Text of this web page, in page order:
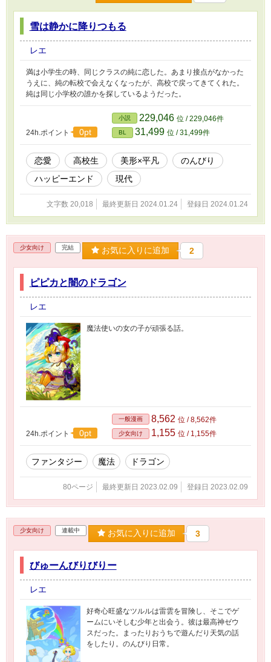
雪は静かに降りつもる
レエ
満は小学生の時、同じクラスの純に恋した。あまり接点がなかった
うえに、純の転校で会えなくなったが、高校で戻ってきてくれた。
純は同じ小学校の誰かを探しているようだった。
24h.ポイント 0pt
小説 229,046 位 / 229,046件
BL 31,499 位 / 31,499件
恋愛 高校生 美形×平凡
のんびり
ハッピーエンド
現代
文字数 20,018 最終更新日 2024.01.24 登録日 2024.01.24
少女向け 完結 お気に入りに追加 2
ピピカと闇のドラゴン
レエ
魔法使いの女の子が頑張る話。
24h.ポイント 0pt
一般漫画 8,562 位 / 8,562件
少女向け 1,155 位 / 1,155件
ファンタジー 魔法 ドラゴン
80ページ 最終更新日 2023.02.09 登録日 2023.02.09
少女向け 連載中 お気に入りに追加 3
びゅーんびりびりー
レエ
好奇心旺盛なツルルは雷雲を冒険し、そこでゲ
ームにいそしむ少年と出会う。彼は最高神ゼウ
スだった。まったりおうちで遊んだり天気の話
をしたり。のんびり日常。